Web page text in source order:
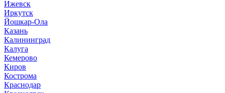
Ижевск
Иркутск
Йошкар-Ола
Казань
Калининград
Калуга
Кемерово
Киров
Кострома
Краснодар